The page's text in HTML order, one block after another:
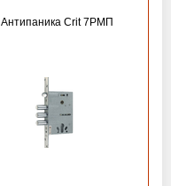
Антипаника Crit 7РМП